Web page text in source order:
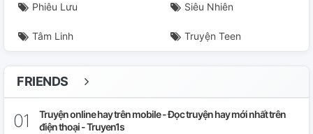
Phiêu Lưu Siêu Nhiên
Tâm Linh Truyện Teen
FRIENDS
Truyện online hay trên mobile - Đọc truyện hay mới nhất trên
điện thoại - Truyen1s